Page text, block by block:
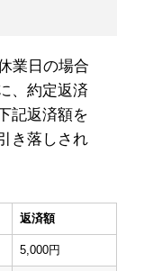
業日の場合
、約定返済
記返済額を
き落しされ
返済額
5,000円